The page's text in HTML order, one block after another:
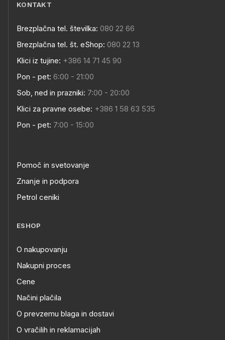
KONTAKT
Brezplačna tel. številka: 080 22 66
Brezplačna tel. št. eShop: 080 22 13
Klici iz tujine: +386 14 71 45 90
Pon - pet: 6:00 - 21:00
Sob, ned in prazniki: 7:00 - 20:00
Klici za pravne osebe: +386 1 58 63 535
Pon - pet: 7:00 - 15:00
Pomoč in svetovanje
Znanje in podpora
Petrol ceniki
ESHOP
O nakupovanju
Nakupni proces
Cene
Načini plačila
O prevzemu blaga in dostavi
O vračilih in reklamacijah